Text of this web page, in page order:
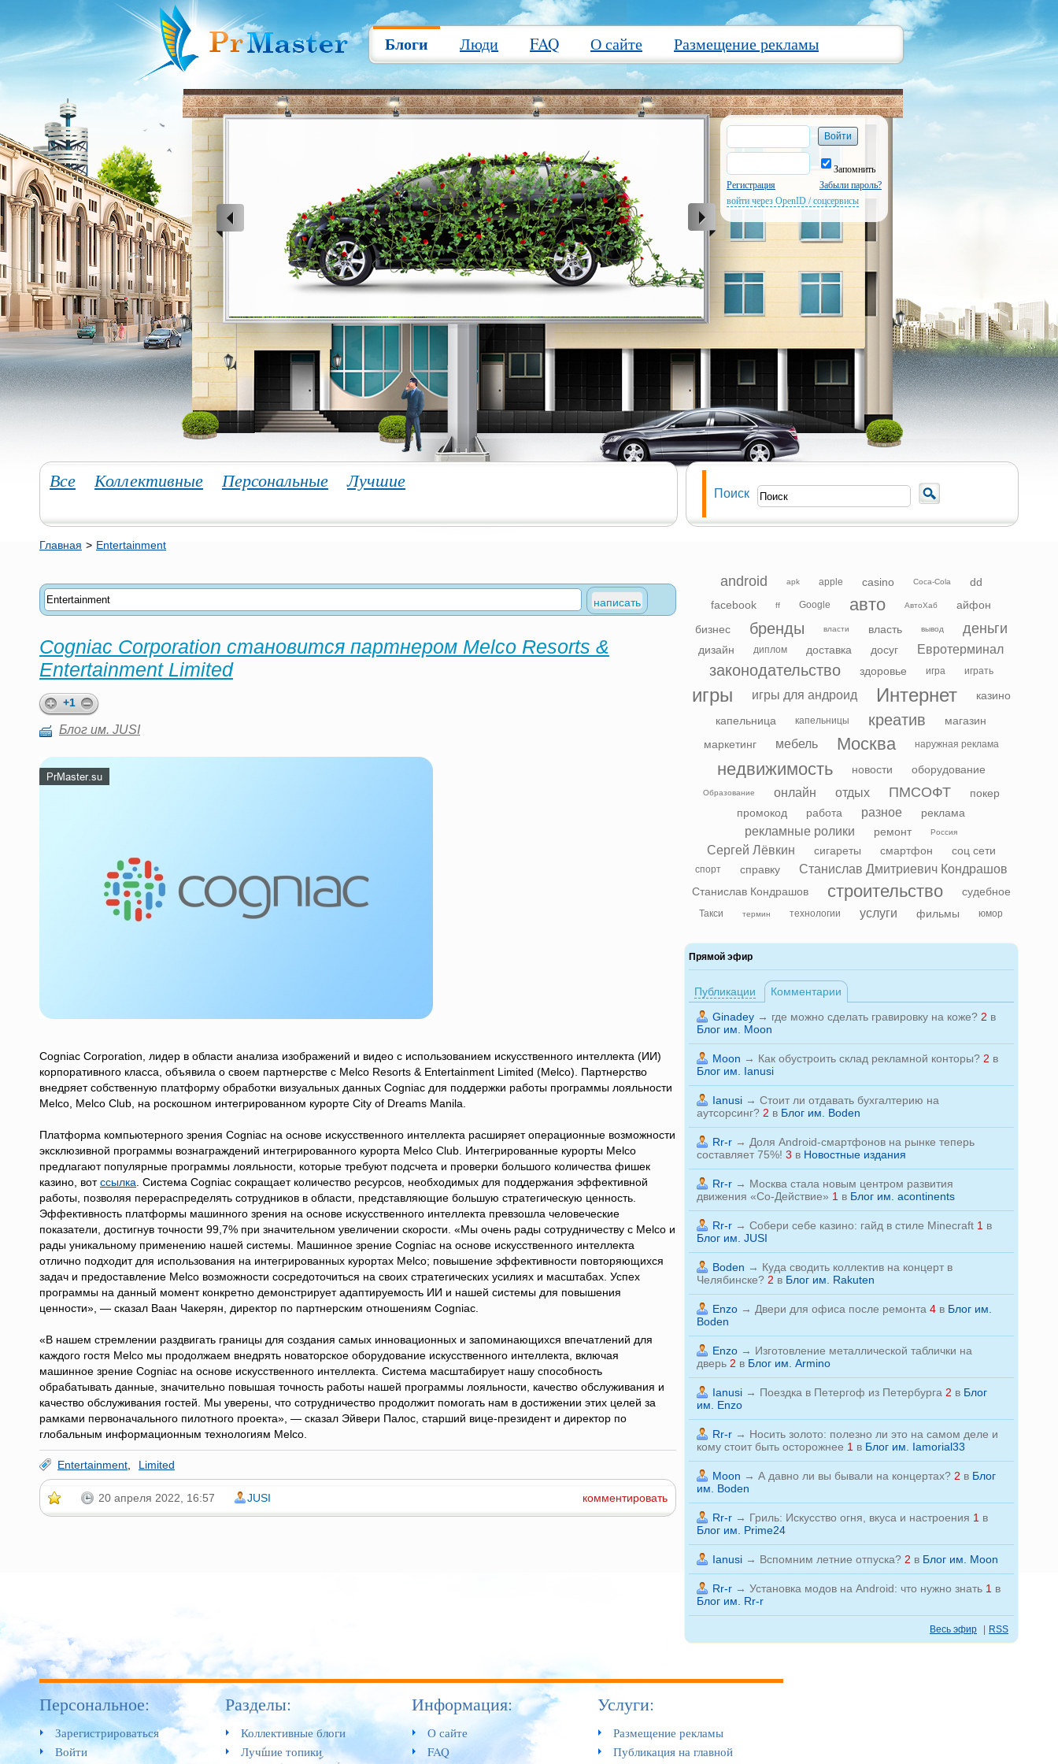
Блоги Люди FAQ О сайте Размещение рекламы
Запомнить
Регистрация
Забыли пароль?
войти через OpenID / соцсервисы
Все Коллективные Персональные Лучшие
Поиск
Главная > Entertainment
Cogniac Corporation становится партнером Melco Resorts &
Entertainment Limited
+1
Блог им. JUSI
Cogniac Corporation, лидер в области анализа изображений и видео с использованием искусственного интеллекта (ИИ)
корпоративного класса, объявила о своем партнерстве с Melco Resorts & Entertainment Limited (Melco). Партнерство
внедряет собственную платформу обработки визуальных данных Cogniac для поддержки работы программы лояльности
Melco, Melco Club, на роскошном интегрированном курорте City of Dreams Manila.
Платформа компьютерного зрения Cogniac на основе искусственного интеллекта расширяет операционные возможности
эксклюзивной программы вознаграждений интегрированного курорта Melco Club. Интегрированные курорты Melco
предлагают популярные программы лояльности, которые требуют подсчета и проверки большого количества фишек
казино, вотссылка . Система Cogniac сокращает количество ресурсов, необходимых для поддержания эффективной
работы, позволяя перераспределять сотрудников в области, представляющие большую стратегическую ценность.
Эффективность платформы машинного зрения на основе искусственного интеллекта превзошла человеческие
показатели, достигнув точности 99,7% при значительном увеличении скорости. «Мы очень рады сотрудничеству с Melco и
рады уникальному применению нашей системы. Машинное зрение Cogniac на основе искусственного интеллекта
отлично подходит для использования на интегрированных курортах Melco; повышение эффективности повторяющихся
задач и предоставление Melco возможности сосредоточиться на своих стратегических усилиях и масштабах. Успех
программы на данный момент конкретно демонстрирует адаптируемость ИИ и нашей системы для повышения
ценности», — сказал Ваан Чакерян, директор по партнерским отношениям Cogniac.
«В нашем стремлении раздвигать границы для создания самых инновационных и запоминающихся впечатлений для
каждого гостя Melco мы продолжаем внедрять новаторское оборудование искусственного интеллекта, включая
машинное зрение Cogniac на основе искусственного интеллекта. Система масштабирует нашу способность
обрабатывать данные, значительно повышая точность работы нашей программы лояльности, качество обслуживания и
качество обслуживания гостей. Мы уверены, что сотрудничество продолжит помогать нам в достижении этих целей за
рамками первоначального пилотного проекта», — сказал Эйвери Палос, старший вице-президент и директор по
глобальным информационным технологиям Melco.
Entertainment Limited
20 апреля 2022, 16:57 JUSI комментировать
android apk apple casino Coca-Cola
dd
facebook
ff Google авто АвтоХаб
айфон
бизнес
бренды власти власть вывод деньги
дизайн диплом доставка досуг Евротерминал
законодательство здоровье игра играть
игры игры для андроид Интернет
казино
капельница
капельницы креатив
магазин
маркетинг
мебель Москва наружная реклама
недвижимость новости оборудование
Образование онлайн отдых ПМСОФТ
покер
промокод
работа разное реклама
рекламные ролики ремонт Россия
Сергей Лёвкин сигареты смартфон соц сети
спорт справку Станислав Дмитриевич Кондрашов
Станислав Кондрашов строительство судебное
Такси термин технологии услуги фильмы юмор
Прямой эфир
Публикации
Комментарии
Ginadey→ где можно сделать гравировку на коже? 2 в
Блог им. Moon
Moon → Как обустроить склад рекламной конторы? 2 в
Блог им. Ianusi
Ianusi→ Стоит ли отдавать бухгалтерию на
аутсорсинг? 2 в Блог им. Boden
Rr-r→ Доля Android-смартфонов на рынке теперь
составляет 75%! 3 в Новостные издания
Rr-r→ Москва стала новым центром развития
движения «Со-Действие» 1 в Блог им. acontinents
Rr-r→ Собери себе казино: гайд в стиле Minecraft 1 в
Блог им. JUSI
Boden → Куда сводить коллектив на концерт в
Челябинске? 2 в Блог им. Rakuten
Enzo→ Двери для офиса после ремонта 4в Блог им.
Boden
Enzo→ Изготовление металлической таблички на
дверь 2 в Блог им. Armino
Ianusi→ Поездка в Петергоф из Петербурга 2 в Блог
им. Enzo
Rr-r→ Носить золото: полезно ли это на самом деле и
кому стоит быть осторожнее 1 в Блог им. Iamorial33
Moon → А давно ли вы бывали на концертах? 2 в Блог
им. Boden
Rr-r→ Гриль: Искусство огня, вкуса и настроения 1 в
Блог им. Prime24
Ianusi→ Вспомним летние отпуска? 2 в Блог им. Moon
Rr-r→ Установка модов на Android: что нужно знать 1 в
Блог им. Rr-r
Весь эфир RSS
Персональное:
Зарегистрироваться
Войти
Разделы:
Коллективные блоги
Лучшие топики
Информация:
О сайте
FAQ
Услуги:
Размещение рекламы
Публикация на главной